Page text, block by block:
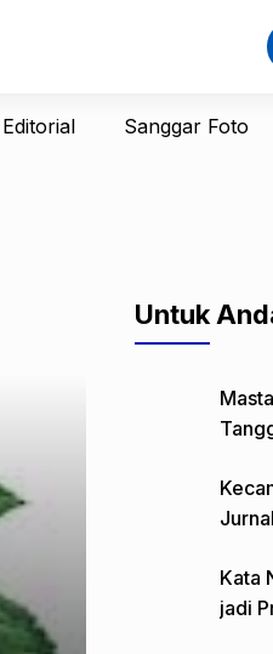
Editorial Sanggar Foto
Untuk
Kata
jadi